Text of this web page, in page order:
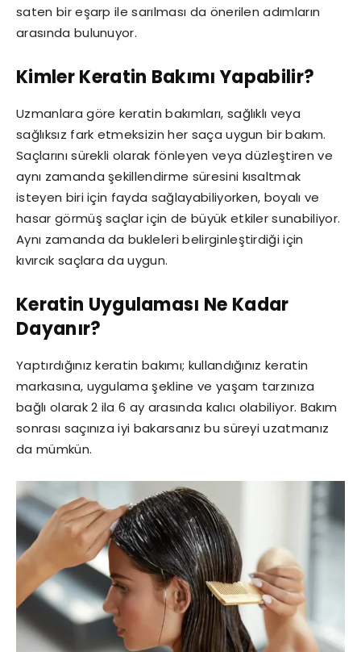
saten bir eşarp ile sarılması da önerilen adımların
arasında bulunuyor.
Kimler Keratin Bakımı Yapabilir?
Uzmanlara göre keratin bakımları, sağlıklı veya
sağlıksız fark etmeksizin her saça uygun bir bakım.
Saçlarını sürekli olarak fönleyen veya düzleştiren ve
aynı zamanda şekillendirme süresini kısaltmak
isteyen biri için fayda sağlayabiliyorken, boyalı ve
hasar görmüş saçlar için de büyük etkiler sunabiliyor.
Aynı zamanda da bukleleri belirginleştirdiği için
kıvırcık saçlara da uygun.
Keratin Uygulaması Ne Kadar
Dayanır?
Yaptırdığınız keratin bakımı; kullandığınız keratin
markasına, uygulama şekline ve yaşam tarzınıza
bağlı olarak 2 ila 6 ay arasında kalıcı olabiliyor. Bakım
sonrası saçınıza iyi bakarsanız bu süreyi uzatmanız
da mümkün.